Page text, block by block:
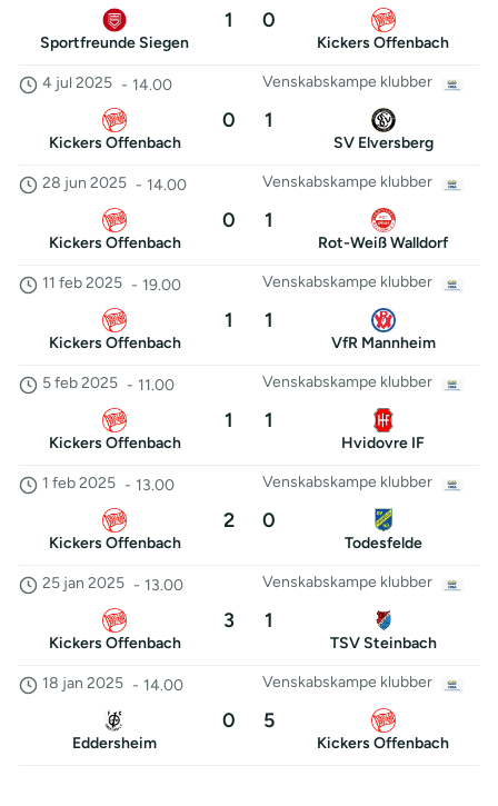
Sportfreunde Siegen
1 0
Kickers Offenbach
Venskabskampe klubber
4 jul 2025 - 14.00
Kickers Offenbach
0 1
SV Elversberg
Venskabskampe klubber
28 jun 2025 - 14.00
Kickers Offenbach
0 1
Rot-Weiß Walldorf
Venskabskampe klubber
11 feb 2025 - 19.00
Kickers Offenbach
1 1
VfR Mannheim
Venskabskampe klubber
5 feb 2025 - 11.00
Kickers Offenbach
1 1
Hvidovre IF
Venskabskampe klubber
1 feb 2025 - 13.00
Kickers Offenbach
2 0
Todesfelde
Venskabskampe klubber
25 jan 2025 - 13.00
Kickers Offenbach
3 1
TSV Steinbach
Venskabskampe klubber
18 jan 2025 - 14.00
Eddersheim
0 5
Kickers Offenbach